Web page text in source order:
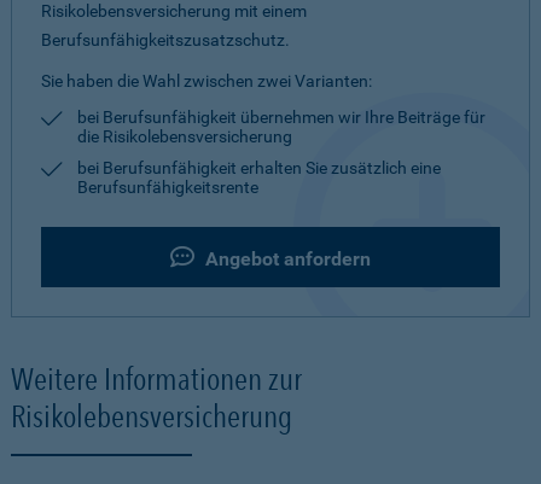
Risikolebensversicherung mit einem
Berufsunfähigkeitszusatzschutz.
Sie haben die Wahl zwischen zwei Varianten:
bei Berufsunfähigkeit übernehmen wir Ihre Beiträge für
die Risikolebensversicherung
bei Berufsunfähigkeit erhalten Sie zusätzlich eine
Berufsunfähigkeitsrente
Angebot anfordern
Weitere Informationen zur
Risikolebensversicherung